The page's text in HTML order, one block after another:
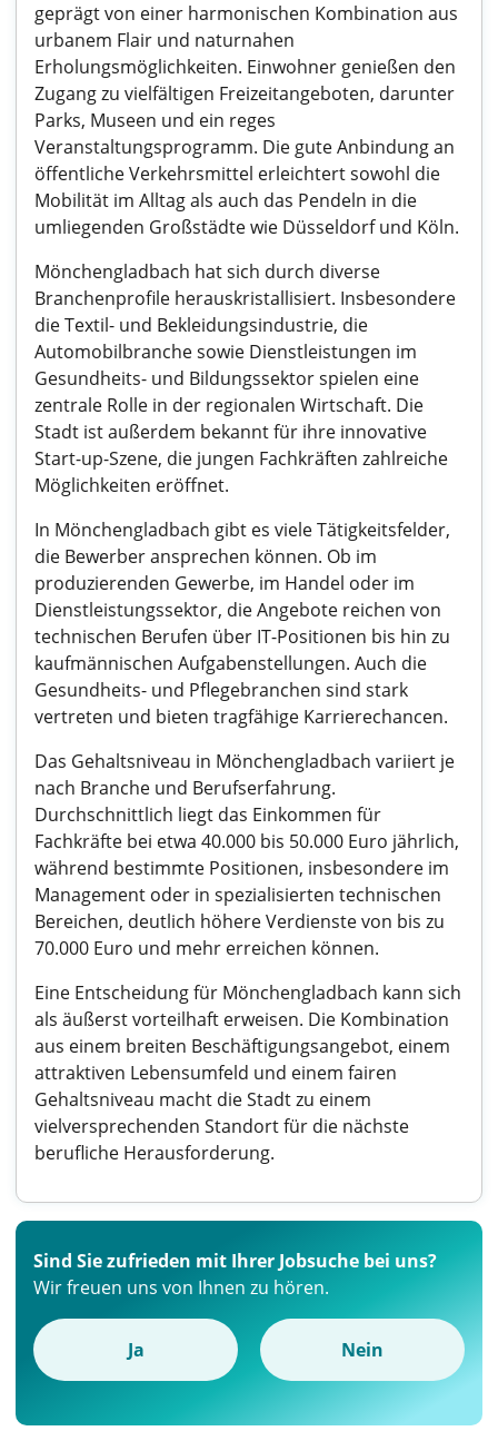
geprägt von einer harmonischen Kombination aus
urbanem Flair und naturnahen
Erholungsmöglichkeiten. Einwohner genießen den
Zugang zu vielfältigen Freizeitangeboten, darunter
Parks, Museen und ein reges
Veranstaltungsprogramm. Die gute Anbindung an
öffentliche Verkehrsmittel erleichtert sowohl die
Mobilität im Alltag als auch das Pendeln in die
umliegenden Großstädte wie Düsseldorf und Köln.
Mönchengladbach hat sich durch diverse
Branchenprofile herauskristallisiert. Insbesondere
die Textil- und Bekleidungsindustrie, die
Automobilbranche sowie Dienstleistungen im
Gesundheits- und Bildungssektor spielen eine
zentrale Rolle in der regionalen Wirtschaft. Die
Stadt ist außerdem bekannt für ihre innovative
Start-up-Szene, die jungen Fachkräften zahlreiche
Möglichkeiten eröffnet.
In Mönchengladbach gibt es viele Tätigkeitsfelder,
die Bewerber ansprechen können. Ob im
produzierenden Gewerbe, im Handel oder im
Dienstleistungssektor, die Angebote reichen von
technischen Berufen über IT-Positionen bis hin zu
kaufmännischen Aufgabenstellungen. Auch die
Gesundheits- und Pflegebranchen sind stark
vertreten und bieten tragfähige Karrierechancen.
Das Gehaltsniveau in Mönchengladbach variiert je
nach Branche und Berufserfahrung.
Durchschnittlich liegt das Einkommen für
Fachkräfte bei etwa 40.000 bis 50.000 Euro jährlich,
während bestimmte Positionen, insbesondere im
Management oder in spezialisierten technischen
Bereichen, deutlich höhere Verdienste von bis zu
70.000 Euro und mehr erreichen können.
Eine Entscheidung für Mönchengladbach kann sich
als äußerst vorteilhaft erweisen. Die Kombination
aus einem breiten Beschäftigungsangebot, einem
attraktiven Lebensumfeld und einem fairen
Gehaltsniveau macht die Stadt zu einem
vielversprechenden Standort für die nächste
berufliche Herausforderung.
Sind Sie zufrieden mit Ihrer Jobsuche bei uns?
Wir freuen uns von Ihnen zu hören.
Ja Nein